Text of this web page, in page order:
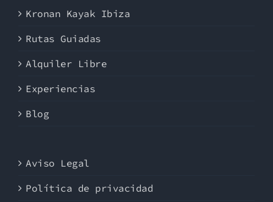
Kronan Kayak Ibiza
Rutas Guiadas
Alquiler Libre
Experiencias
Blog
Aviso Legal
Política de privacidad